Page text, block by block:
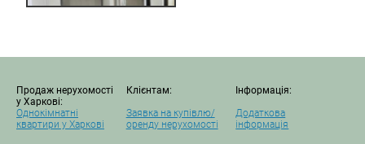
Продаж нерухомості
у Харкові:
Однокімнатні
квартири у Харкові
Клієнтам:
Заявка на купівлю/
оренду нерухомості
Інформація:
Додаткова
інформація